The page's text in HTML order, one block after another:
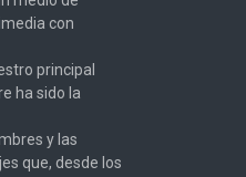
con
principal
ha sido la
y las
que, desde los